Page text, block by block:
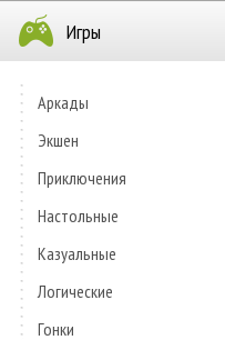
Игры
Аркады
Экшен
Приключения
Настольные
Казуальные
Логические
Гонки